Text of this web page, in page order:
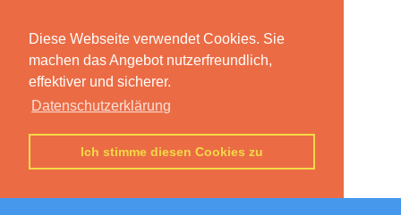
Diese Webseite verwendet Cookies. Sie
machen das Angebot nutzerfreundlich,
effektiver und sicherer.
Datenschutzerklärung
Ich stimme diesen Cookies zu